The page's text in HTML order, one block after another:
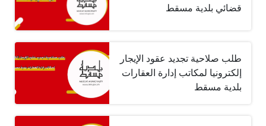
قضائي بلدية مسقط
طلب صلاحية تجديد عقود الإيجار
إلكترونيا لمكاتب إدارة العقارات
بلدية مسقط